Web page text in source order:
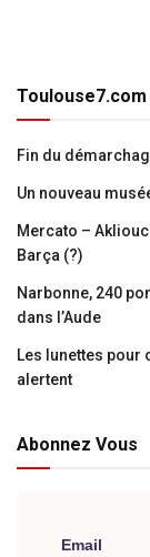
Fin du
Un nouveau
Mercato –
Barça (?)
Narbonne, 240
dans l’Aude
Les lunettes pour
alertent
Abonnez Vous
Email